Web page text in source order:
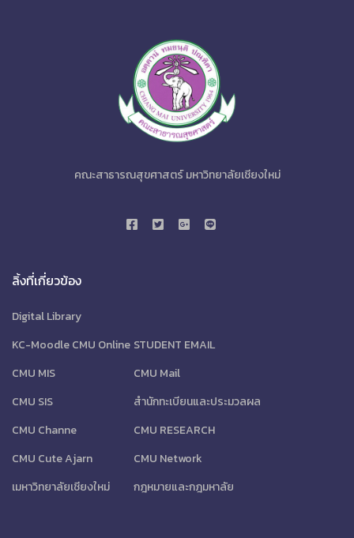
คณะสาธารณสุขศาสตร์ มหาวิทยาลัยเชียงใหม่
ลิ้งที่เกี่ยวข้อง
Digital Library
KC-Moodle CMU Online
CMU MIS
CMU SIS
CMU Channe
CMU Cute Ajarn
เมหาวิทยาลัยเชียงใหม่
STUDENT EMAIL
CMU Mail
สำนักทะเบียนและประมวลผล
CMU RESEARCH
CMU Network
กฎหมายและกฎมหาลัย